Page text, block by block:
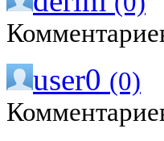
user0 (0)